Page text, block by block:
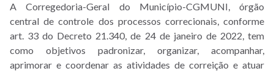
site
SMTC
A Corregedoria-Geral do Município-CGMUNI, órgão
central de controle dos processos correcionais, conforme
art. 33 do Decreto 21.340, de 24 de janeiro de 2022, tem
como objetivos padronizar, organizar, acompanhar,
aprimorar e coordenar as atividades de correição e atuar